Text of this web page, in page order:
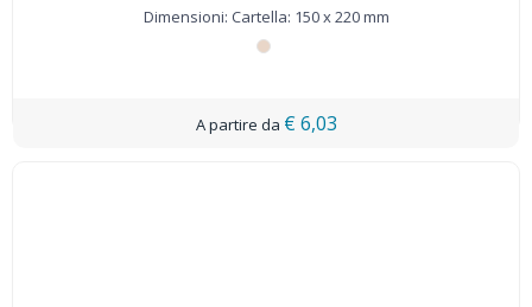
93658
Dimensioni: Cartella: 150 x 220 mm
€ 6,03